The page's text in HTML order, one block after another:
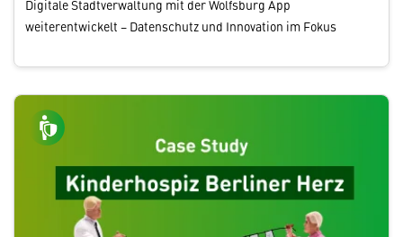
Digitale Stadtverwaltung mit der Wolfsburg App
weiterentwickelt – Datenschutz und Innovation im Fokus